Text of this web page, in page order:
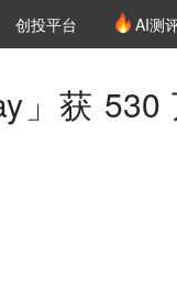
创投平台 AI测
」获 530